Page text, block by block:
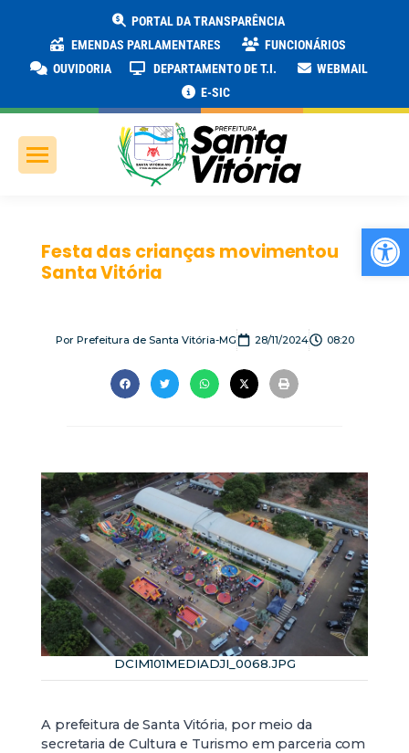
PORTAL DA TRANSPARÊNCIA
EMENDAS PARLAMENTARES
FUNCIONÁRIOS
OUVIDORIA
DEPARTAMENTO DE T.I.
WEBMAIL
E-SIC
Festa das crianças movimentou
Santa Vitória
PorPrefeitura de Santa Vitória-MG 28/11/2024 08:20
DCIM101MEDIADJI_0068.JPG
A prefeitura de Santa Vitória, por meio da
secretaria de Cultura e Turismo em parceria com